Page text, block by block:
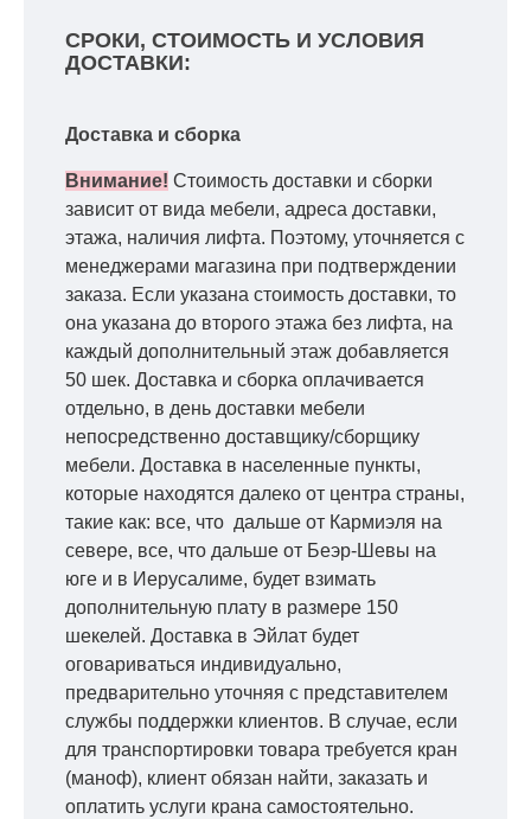
СРОКИ, СТОИМОСТЬ И УСЛОВИЯ
ДОСТАВКИ:
Доставка и сборка
Внимание! Стоимость доставки и сборки
зависит от вида мебели, адреса доставки,
этажа, наличия лифта. Поэтому, уточняется с
менеджерами магазина при подтверждении
заказа. Если указана стоимость доставки, то
она указана до второго этажа без лифта, на
каждый дополнительный этаж добавляется
50 шек. Доставка и сборка оплачивается
отдельно, в день доставки мебели
непосредственно доставщику/сборщику
мебели. Доставка в населенные пункты,
которые находятся далеко от центра страны,
такие как: все, что дальше от Кармиэля на
севере, все, что дальше от Беэр-Шевы на
юге и в Иерусалиме, будет взимать
дополнительную плату в размере 150
шекелей. Доставка в Эйлат будет
оговариваться индивидуально,
предварительно уточняя с представителем
службы поддержки клиентов. В случае, если
для транспортировки товара требуется кран
(маноф), клиент обязан найти, заказать и
оплатить услуги крана самостоятельно.